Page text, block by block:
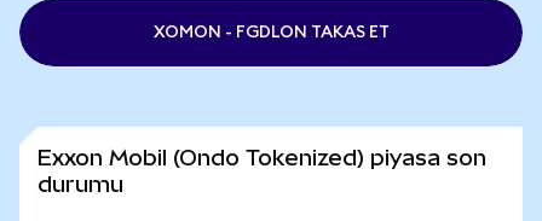
XOMON - FGDLON TAKAS ET
Exxon Mobil (Ondo Tokenized) piyasa son
durumu